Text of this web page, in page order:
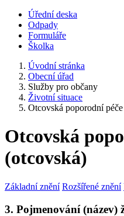
Úřední deska
Odpady
Formuláře
Školka
Úvodní stránka
Obecní úřad
Služby pro občany
Životní situace
Otcovská poporodní
Otcovská
(otcovská)
Základní znění Rozšířené znění
3. Pojmenování (název)